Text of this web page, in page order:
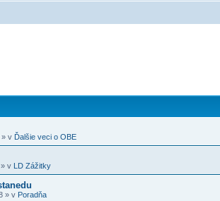
» v Ďalšie veci o OBE
» v LD Zážitky
» v Poradňa